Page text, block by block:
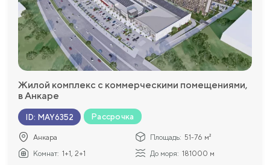
Жилой комплекс с коммерческими помещениями,
в Анкаре
ID: MAY6352 Рассрочка
Анкара Площадь: 51-76 м²
Комнат: 1+1, 2+1 До моря: 181000 м